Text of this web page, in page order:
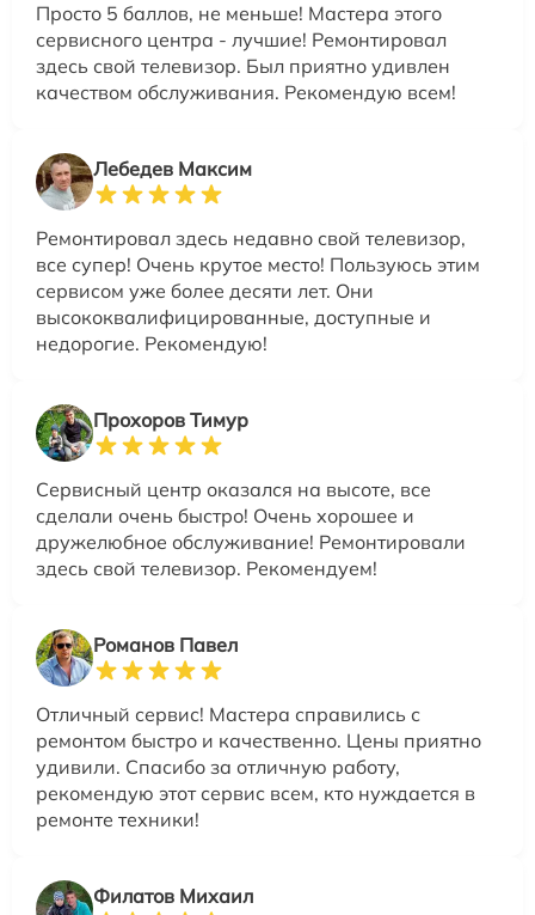
Просто 5 баллов, не меньше! Мастера этого
сервисного центра - лучшие! Ремонтировал
здесь свой телевизор. Был приятно удивлен
качеством обслуживания. Рекомендую всем!
Лебедев Максим
Ремонтировал здесь недавно свой телевизор,
все супер! Очень крутое место! Пользуюсь этим
сервисом уже более десяти лет. Они
высококвалифицированные, доступные и
недорогие. Рекомендую!
Прохоров Тимур
Сервисный центр оказался на высоте, все
сделали очень быстро! Очень хорошее и
дружелюбное обслуживание! Ремонтировали
здесь свой телевизор. Рекомендуем!
Романов Павел
Отличный сервис! Мастера справились с
ремонтом быстро и качественно. Цены приятно
удивили. Спасибо за отличную работу,
рекомендую этот сервис всем, кто нуждается в
ремонте техники!
Филатов Михаил